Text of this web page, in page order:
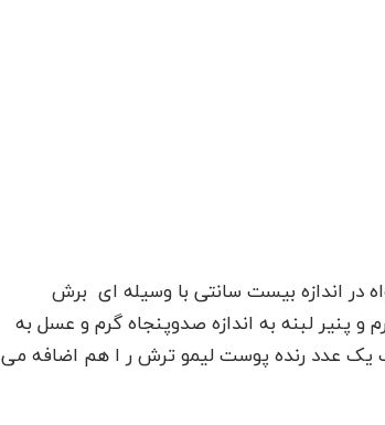
در اندازه بیست سانتی با وسیله ای برش
و پنیر لبنه به اندازه صدوپنجاه گرم و عسل به
یک عدد رنده پوست لیمو ترش ر ا هم اضافه می